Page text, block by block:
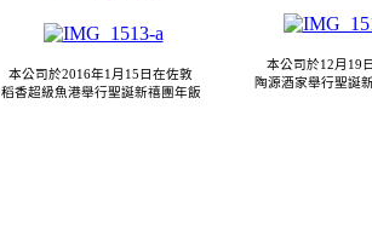
本公司於2016年1月15日在佐敦
稻香超級魚港舉行聖誕新禧團年飯
本公司於12月19
陶源酒家舉行聖誕